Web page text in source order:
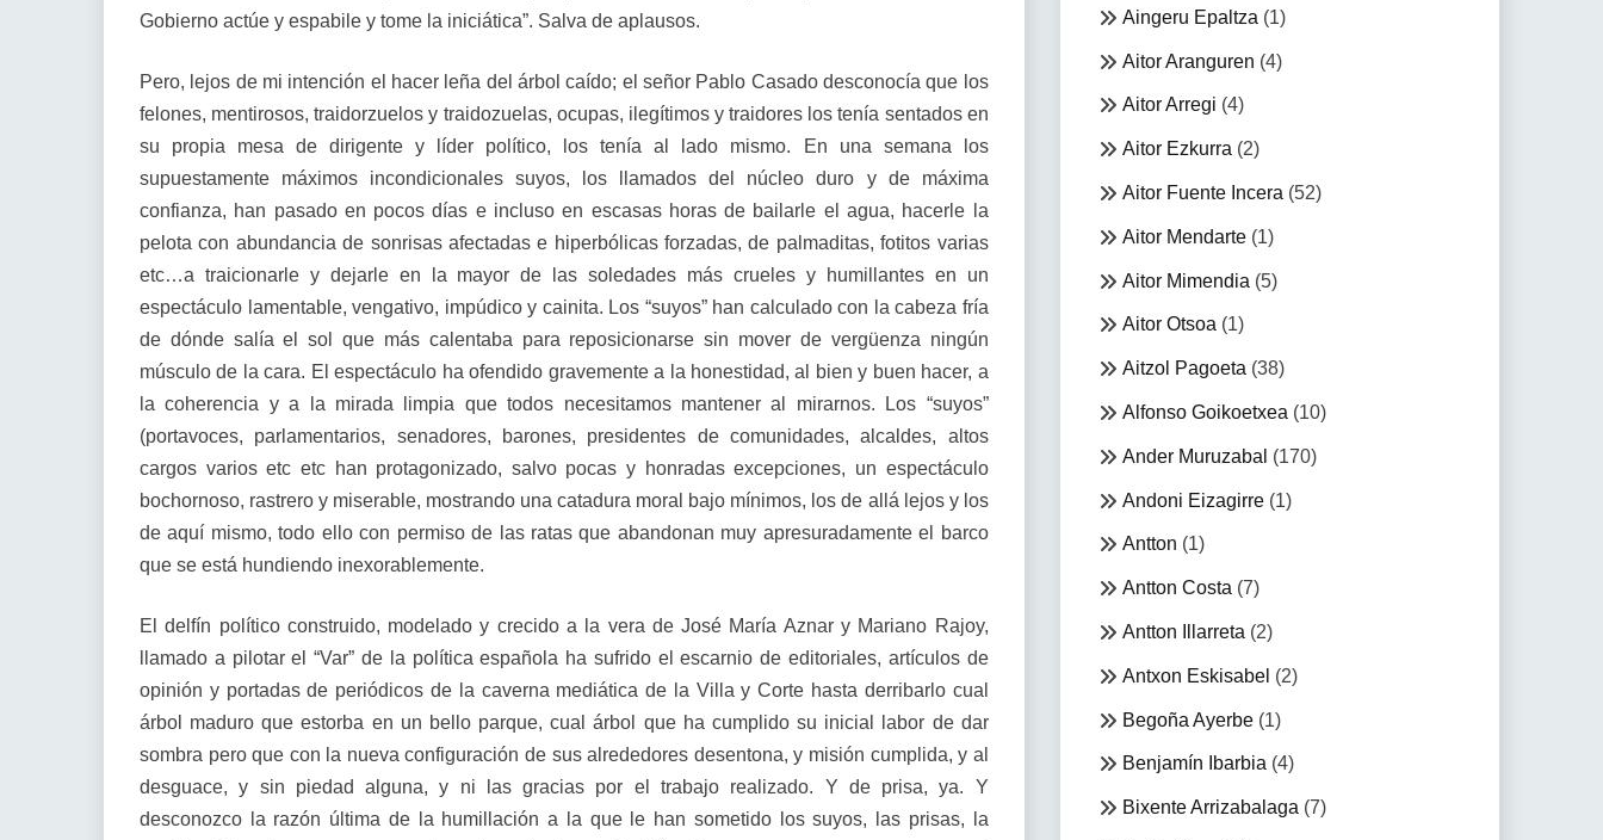
Gobierno actúe y espabile y tome la iniciática”. Salva de aplausos.
Pero, lejos de mi intención el hacer leña del árbol caído; el señor Pablo Casado desconocía que los
felones, mentirosos, traidorzuelos y traidozuelas, ocupas, ilegítimos y traidores los tenía sentados en
su propia mesa de dirigente y líder político, los tenía al lado mismo. En una semana los
supuestamente máximos incondicionales suyos, los llamados del núcleo duro y de máxima
confianza, han pasado en pocos días e incluso en escasas horas de bailarle el agua, hacerle la
pelota con abundancia de sonrisas afectadas e hiperbólicas forzadas, de palmaditas, fotitos varias
etc…a traicionarle y dejarle en la mayor de las soledades más crueles y humillantes en un
espectáculo lamentable, vengativo, impúdico y cainita. Los “suyos” han calculado con la cabeza fría
de dónde salía el sol que más calentaba para reposicionarse sin mover de vergüenza ningún
músculo de la cara. El espectáculo ha ofendido gravemente a la honestidad, al bien y buen hacer, a
la coherencia y a la mirada limpia que todos necesitamos mantener al mirarnos. Los “suyos”
(portavoces, parlamentarios, senadores, barones, presidentes de comunidades, alcaldes, altos
cargos varios etc etc han protagonizado, salvo pocas y honradas excepciones, un espectáculo
bochornoso, rastrero y miserable, mostrando una catadura moral bajo mínimos, los de allá lejos y los
de aquí mismo, todo ello con permiso de las ratas que abandonan muy apresuradamente el barco
que se está hundiendo inexorablemente.
El delfín político construido, modelado y crecido a la vera de José María Aznar y Mariano Rajoy,
llamado a pilotar el “Var” de la política española ha sufrido el escarnio de editoriales, artículos de
opinión y portadas de periódicos de la caverna mediática de la Villa y Corte hasta derribarlo cual
árbol maduro que estorba en un bello parque, cual árbol que ha cumplido su inicial labor de dar
sombra pero que con la nueva configuración de sus alrededores desentona, y misión cumplida, y al
desguace, y sin piedad alguna, y ni las gracias por el trabajo realizado. Y de prisa, ya. Y
desconozco la razón última de la humillación a la que le han sometido los suyos, las prisas, la
Aingeru Epaltza (1)
Aitor Aranguren (4)
Aitor Arregi (4)
Aitor Ezkurra (2)
Aitor Fuente Incera (52)
Aitor Mendarte(1)
Aitor Mimendia (5)
Aitor Otsoa (1)
Aitzol Pagoeta (38)
Alfonso Goikoetxea (10)
Ander Muruzabal (170)
Andoni Eizagirre(1)
Antton (1)
Antton Costa (7)
Antton Illarreta (2)
Antxon Eskisabel (2)
Begoña Ayerbe(1)
Benjamín Ibarbia (4)
Bixente Arrizabalaga (7)